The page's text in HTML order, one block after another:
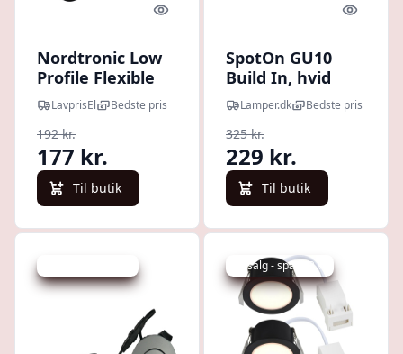
Quick look
Nordtronic Low
Profile Flexible
udendørs
indbygningsspot,
driver, Ø7,5 cm,
børstet alu,
2700K
LavprisEl Bedste pris
192 kr.
177 kr.
Til butik
Quick
SpotOn GU10
Build In, hvid
Lamper.dk Bedste pris
325 kr.
229 kr.
Til butik
Udsalg - spar 23 %